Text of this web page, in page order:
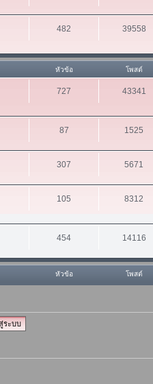
482 39558
หัวข้อ โพสต์
727 43341
87 1525
307 5671
105 8312
454 14116
หัวข้อ โพสต์